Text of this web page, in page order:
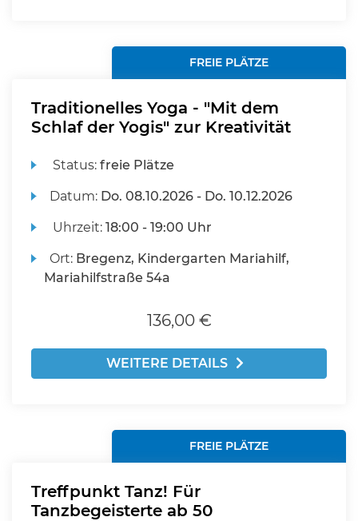
FREIE PLÄTZE
Traditionelles Yoga - "Mit dem
Schlaf der Yogis" zur Kreativität
Status:freie Plätze
Datum: Do. 08.10.2026 - Do. 10.12.2026
Uhrzeit:18:00 - 19:00 Uhr
Ort: Bregenz, Kindergarten Mariahilf,
Mariahilfstraße 54a
136,00 €
WEITERE DETAILS
FREIE PLÄTZE
Treffpunkt Tanz! Für
Tanzbegeisterte ab 50